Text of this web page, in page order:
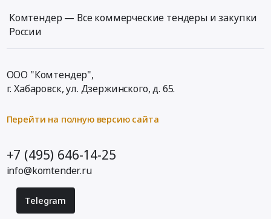
Комтендер — Все коммерческие тендеры и закупки
России
ООО "Комтендер",
г. Хабаровск,ул. Дзержинского, д. 65.
Перейти на полную версию сайта
+7 (495) 646-14-25
info@komtender.ru
Telegram